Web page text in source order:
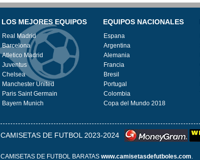
LOS MEJORES EQUIPOS
Real Madrid
Barcelona
Atletico Madrid
Juventus
Chelsea
Manchester United
Paris Saint Germain
Bayern Munich
EQUIPOS NACIONALES
Espana
Argentina
Alemania
Francia
Bresil
Portugal
Colombia
Copa del Mundo 2018
CAMISETAS DE FUTBOL 2023-2024
CAMISETAS DE FUTBOL BARATAS www.camisetasdefutboles.com.